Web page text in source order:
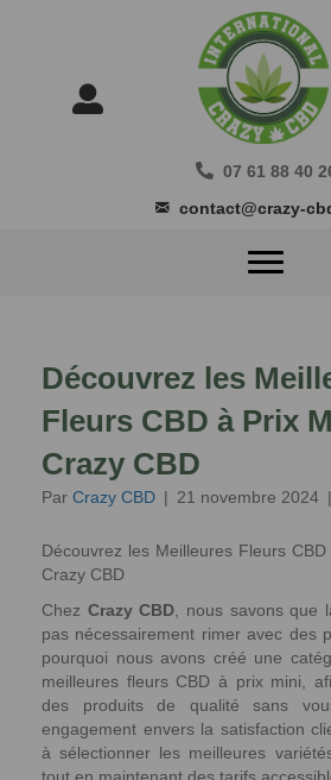
07 61 88 40
contact@crazy-
Découvrez les
Fleurs CBD à Prix
Crazy CBD
Par Crazy CBD | 21 novembre 2024 |
Découvrez les Meilleures Fleurs
Crazy CBD
Chez Crazy CBD , nous savons que
pas nécessairement rimer avec des
pourquoi nous avons créé une
meilleures fleurs CBD à prix mini,
des produits de qualité sans
engagement envers la satisfaction
à sélectionner les meilleures